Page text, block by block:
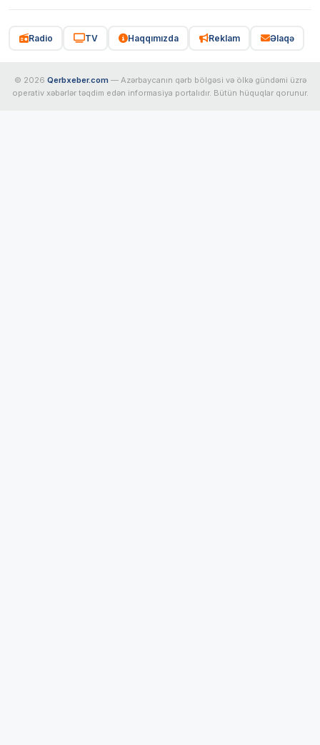
Radio TV Haqqımızda Reklam Əlaqə
© 2026 Qerbxeber.com — Azərbaycanın qərb bölgəsi və ölkə gündəmi üzrə
operativ xəbərlər təqdim edən informasiya portalıdır. Bütün hüquqlar qorunur.